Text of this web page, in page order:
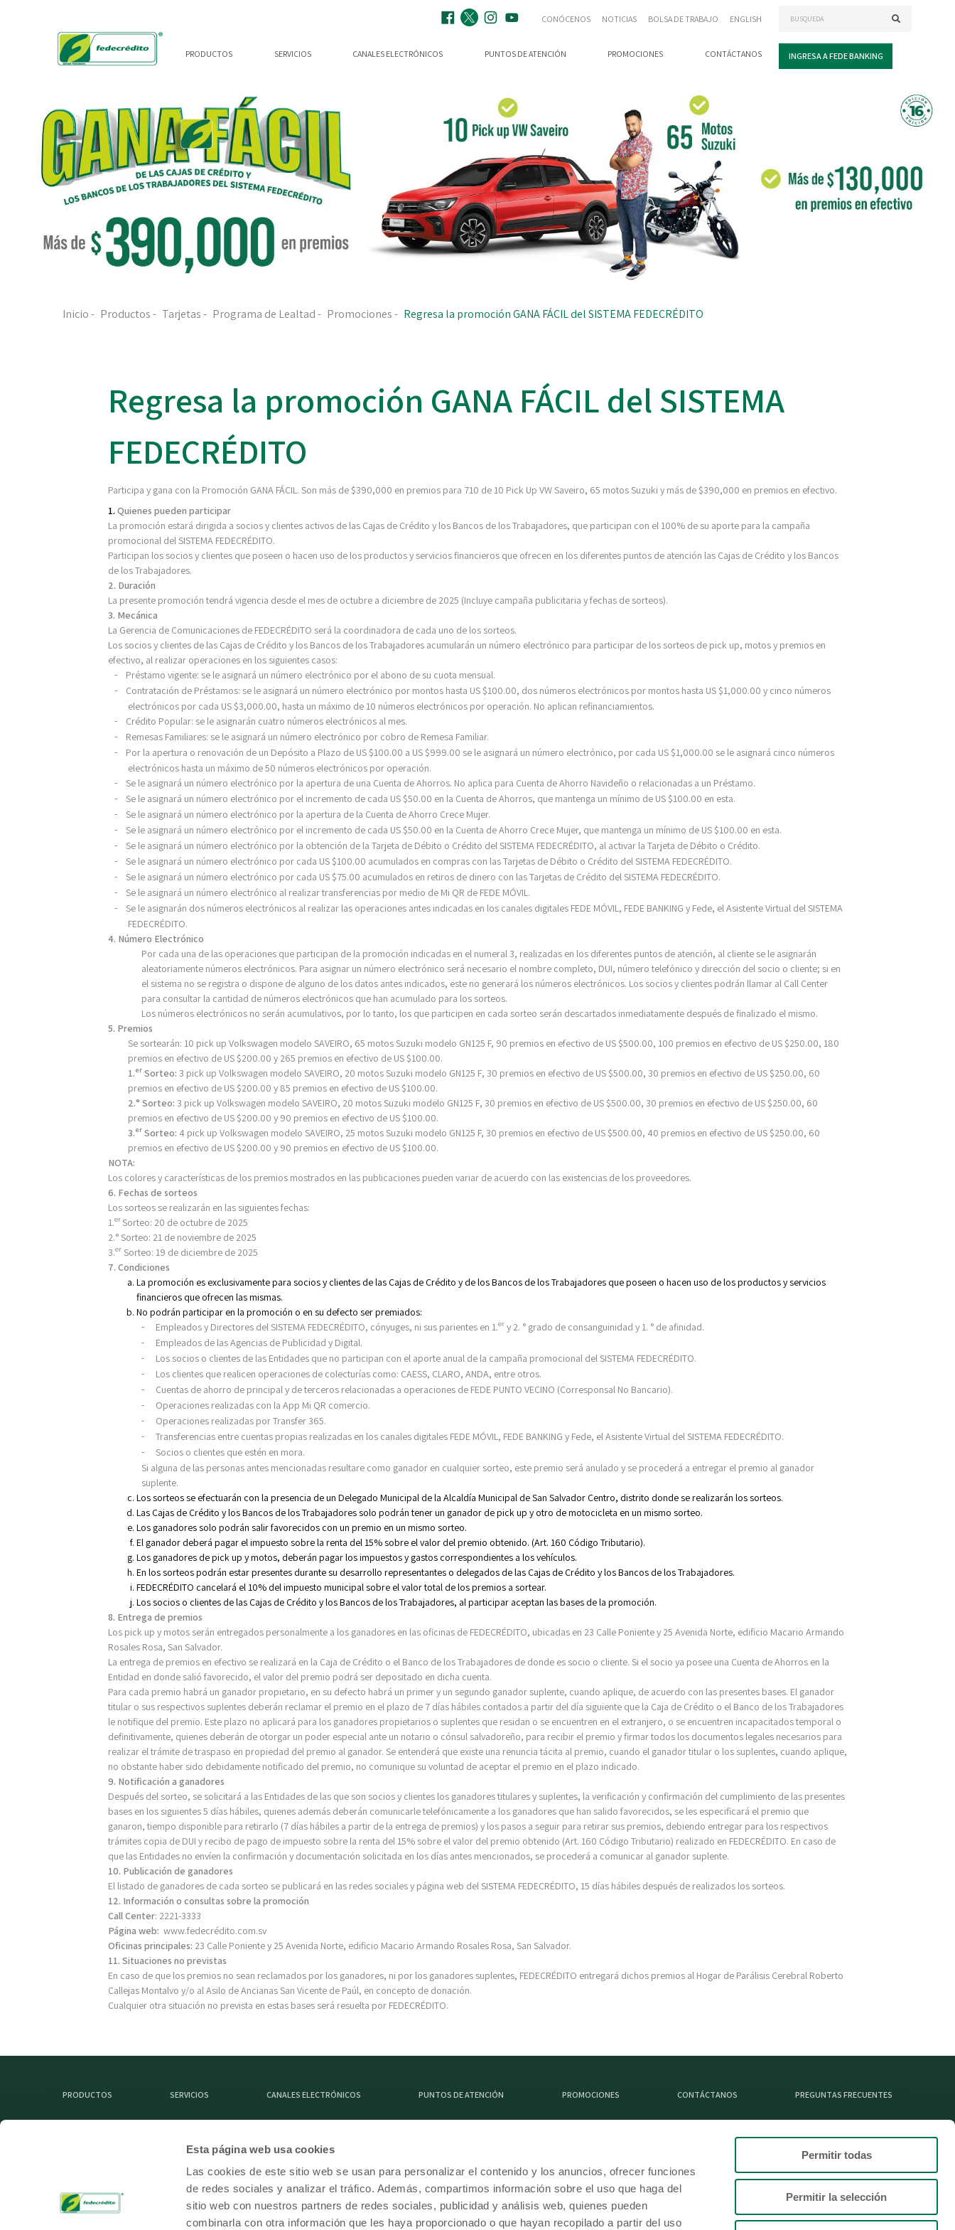
Esta página web usa cookies
Las cookies de este sitio web se usan para personalizar el contenido y los anuncios, ofrecer funciones
de redes sociales y analizar el tráfico. Además, compartimos información sobre el uso que haga del
sitio web con nuestros partners de redes sociales, publicidad y análisis web, quienes pueden
combinarla con otra información que les haya proporcionado o que hayan recopilado a partir del uso
Permitir todas
Permitir la selección
CONÓCENOS NOTICIAS BOLSA DE TRABAJO ENGLISH
PRODUCTOS SERVICIOS CANALES ELECTRÓNICOS PUNTOS DE ATENCIÓN PROMOCIONES CONTÁCTANOS INGRESA A FEDE BANKING
Inicio- Productos- Tarjetas- Programa de Lealtad- Promociones- Regresa la promoción GANA FÁCIL del SISTEMA FEDECRÉDITO
Regresa la promoción GANA FÁCIL del SISTEMA
FEDECRÉDITO
Participa y gana con la Promoción GANA FÁCIL. Son más de $390,000 en premios para 710 de 10 Pick Up VW Saveiro, 65 motos Suzuki y más de $390,000 en premios en efectivo.
1. Quienes pueden participar
La promoción estará dirigida a socios y clientes activos de las Cajas de Crédito y los Bancos de los Trabajadores, que participan con el 100% de su aporte para la campaña
promocional del SISTEMA FEDECRÉDITO.
Participan los socios y clientes que poseen o hacen uso de los productos y servicios financieros que ofrecen en los diferentes puntos de atención las Cajas de Crédito y los Bancos
de los Trabajadores.
2. Duración
La presente promoción tendrá vigencia desde el mes de octubre a diciembre de 2025 (Incluye campaña publicitaria y fechas de sorteos).
3. Mecánica
La Gerencia de Comunicaciones de FEDECRÉDITO será la coordinadora de cada uno de los sorteos.
Los socios y clientes de las Cajas de Crédito y los Bancos de los Trabajadores acumularán un número electrónico para participar de los sorteos de pick up, motos y premios en
efectivo, al realizar operaciones en los siguientes casos:
- Préstamo vigente: se le asignará un número electrónico por el abono de su cuota mensual.
-
Contratación de Préstamos: se le asignará un número electrónico por montos hasta US $100.00, dos números electrónicos por montos hasta US $1,000.00 y cinco números
electrónicos por cada US $3,000.00, hasta un máximo de 10 números electrónicos por operación. No aplican refinanciamientos.
- Crédito Popular: se le asignarán cuatro números electrónicos al mes.
- Remesas Familiares: se le asignará un número electrónico por cobro de Remesa Familiar.
-
Por la apertura o renovación de un Depósito a Plazo de US $100.00 a US $999.00 se le asignará un número electrónico, por cada US $1,000.00 se le asignará cinco números
electrónicos hasta un máximo de 50 números electrónicos por operación.
- Se le asignará un número electrónico por la apertura de una Cuenta de Ahorros. No aplica para Cuenta de Ahorro Navideño o relacionadas a un Préstamo.
- Se le asignará un número electrónico por el incremento de cada US $50.00 en la Cuenta de Ahorros, que mantenga un mínimo de US $100.00 en esta.
- Se le asignará un número electrónico por la apertura de la Cuenta de Ahorro Crece Mujer.
- Se le asignará un número electrónico por el incremento de cada US $50.00 en la Cuenta de Ahorro Crece Mujer, que mantenga un mínimo de US $100.00 en esta.
- Se le asignará un número electrónico por la obtención de la Tarjeta de Débito o Crédito del SISTEMA FEDECRÉDITO, al activar la Tarjeta de Débito o Crédito.
- Se le asignará un número electrónico por cada US $100.00 acumulados en compras con las Tarjetas de Débito o Crédito del SISTEMA FEDECRÉDITO.
- Se le asignará un número electrónico por cada US $75.00 acumulados en retiros de dinero con las Tarjetas de Crédito del SISTEMA FEDECRÉDITO.
- Se le asignará un número electrónico al realizar transferencias por medio de Mi QR de FEDE MÓVIL.
- Se le asignarán dos números electrónicos al realizar las operaciones antes indicadas en los canales digitales FEDE MÓVIL, FEDE BANKING y Fede, el Asistente Virtual del SISTEMA
FEDECRÉDITO.
4. Número Electrónico
Por cada una de las operaciones que participan de la promoción indicadas en el numeral 3, realizadas en los diferentes puntos de atención, al cliente se le asignarán
aleatoriamente números electrónicos. Para asignar un número electrónico será necesario el nombre completo, DUI, número telefónico y dirección del socio o cliente; si en
el sistema no se registra o dispone de alguno de los datos antes indicados, este no generará los números electrónicos. Los socios y clientes podrán llamar al Call Center
para consultar la cantidad de números electrónicos que han acumulado para los sorteos.
Los números electrónicos no serán acumulativos, por lo tanto, los que participen en cada sorteo serán descartados inmediatamente después de finalizado el mismo.
5. Premios
Se sortearán: 10 pick up Volkswagen modelo SAVEIRO, 65 motos Suzuki modelo GN125 F, 90 premios en efectivo de US $500.00, 100 premios en efectivo de US $250.00, 180
premios en efectivo de US $200.00 y 265 premios en efectivo de US $100.00.
1.er Sorteo:3 pick up Volkswagen modelo SAVEIRO, 20 motos Suzuki modelo GN125 F, 30 premios en efectivo de US $500.00, 30 premios en efectivo de US $250.00, 60
premios en efectivo de US $200.00 y 85 premios en efectivo de US $100.00.
2.° Sorteo:3 pick up Volkswagen modelo SAVEIRO, 20 motos Suzuki modelo GN125 F, 30 premios en efectivo de US $500.00, 30 premios en efectivo de US $250.00, 60
premios en efectivo de US $200.00 y 90 premios en efectivo de US $100.00.
3.er Sorteo: 4 pick up Volkswagen modelo SAVEIRO, 25 motos Suzuki modelo GN125 F, 30 premios en efectivo de US $500.00, 40 premios en efectivo de US $250.00, 60
premios en efectivo de US $200.00 y 90 premios en efectivo de US $100.00.
NOTA:
Los colores y características de los premios mostrados en las publicaciones pueden variar de acuerdo con las existencias de los proveedores.
6. Fechas de sorteos
Los sorteos se realizarán en las siguientes fechas:
1.erSorteo: 20 de octubre de 2025
2.° Sorteo: 21 de noviembre de 2025
3.er Sorteo: 19 de diciembre de 2025
7. Condiciones
La promoción es exclusivamente para socios y clientes de las Cajas de Crédito y de los Bancos de los Trabajadores que poseen o hacen uso de los productos y servicios
financieros que ofrecen las mismas.
No podrán participar en la promoción o en su defecto ser premiados:
- Empleados y Directores del SISTEMA FEDECRÉDITO, cónyuges, ni sus parientes en 1.er y 2. ° grado de consanguinidad y 1. ° de afinidad.
- Empleados de las Agencias de Publicidad y Digital.
- Los socios o clientes de las Entidades que no participan con el aporte anual de la campaña promocional del SISTEMA FEDECRÉDITO.
- Los clientes que realicen operaciones de colecturías como: CAESS, CLARO, ANDA, entre otros.
- Cuentas de ahorro de principal y de terceros relacionadas a operaciones de FEDE PUNTO VECINO (Corresponsal No Bancario).
- Operaciones realizadas con la App Mi QR comercio.
- Operaciones realizadas por Transfer 365.
- Transferencias entre cuentas propias realizadas en los canales digitales FEDE MÓVIL, FEDE BANKING y Fede, el Asistente Virtual del SISTEMA FEDECRÉDITO.
- Socios o clientes que estén en mora.
Si alguna de las personas antes mencionadas resultare como ganador en cualquier sorteo, este premio será anulado y se procederá a entregar el premio al ganador
suplente.
Los sorteos se efectuarán con la presencia de un Delegado Municipal de la Alcaldía Municipal de San Salvador Centro, distrito donde se realizarán los sorteos.
Las Cajas de Crédito y los Bancos de los Trabajadores solo podrán tener un ganador de pick up y otro de motocicleta en un mismo sorteo.
Los ganadores solo podrán salir favorecidos con un premio en un mismo sorteo.
El ganador deberá pagar el impuesto sobre la renta del 15% sobre el valor del premio obtenido. (Art. 160 Código Tributario).
Los ganadores de pick up y motos, deberán pagar los impuestos y gastos correspondientes a los vehículos.
En los sorteos podrán estar presentes durante su desarrollo representantes o delegados de las Cajas de Crédito y los Bancos de los Trabajadores.
FEDECRÉDITO cancelará el 10% del impuesto municipal sobre el valor total de los premios a sortear.
Los socios o clientes de las Cajas de Crédito y los Bancos de los Trabajadores, al participar aceptan las bases de la promoción.
8. Entrega de premios
Los pick up y motos serán entregados personalmente a los ganadores en las oficinas de FEDECRÉDITO, ubicadas en 23 Calle Poniente y 25 Avenida Norte, edificio Macario Armando
Rosales Rosa, San Salvador.
La entrega de premios en efectivo se realizará en la Caja de Crédito o el Banco de los Trabajadores de donde es socio o cliente. Si el socio ya posee una Cuenta de Ahorros en la
Entidad en donde salió favorecido, el valor del premio podrá ser depositado en dicha cuenta.
Para cada premio habrá un ganador propietario, en su defecto habrá un primer y un segundo ganador suplente, cuando aplique, de acuerdo con las presentes bases. El ganador
titular o sus respectivos suplentes deberán reclamar el premio en el plazo de 7 días hábiles contados a partir del día siguiente que la Caja de Crédito o el Banco de los Trabajadores
le notifique del premio. Este plazo no aplicará para los ganadores propietarios o suplentes que residan o se encuentren en el extranjero, o se encuentren incapacitados temporal o
definitivamente, quienes deberán de otorgar un poder especial ante un notario o cónsul salvadoreño, para recibir el premio y firmar todos los documentos legales necesarios para
realizar el trámite de traspaso en propiedad del premio al ganador. Se entenderá que existe una renuncia tácita al premio, cuando el ganador titular o los suplentes, cuando aplique,
no obstante haber sido debidamente notificado del premio, no comunique su voluntad de aceptar el premio en el plazo indicado.
9. Notificación a ganadores
Después del sorteo, se solicitará a las Entidades de las que son socios y clientes los ganadores titulares y suplentes, la verificación y confirmación del cumplimiento de las presentes
bases en los siguientes 5 días hábiles, quienes además deberán comunicarle telefónicamente a los ganadores que han salido favorecidos, se les especificará el premio que
ganaron, tiempo disponible para retirarlo (7 días hábiles a partir de la entrega de premios) y los pasos a seguir para retirar sus premios, debiendo entregar para los respectivos
trámites copia de DUI y recibo de pago de impuesto sobre la renta del 15% sobre el valor del premio obtenido (Art. 160 Código Tributario) realizado en FEDECRÉDITO. En caso de
que las Entidades no envíen la confirmación y documentación solicitada en los días antes mencionados, se procederá a comunicar al ganador suplente.
10. Publicación de ganadores
El listado de ganadores de cada sorteo se publicará en las redes sociales y página web del SISTEMA FEDECRÉDITO, 15 días hábiles después de realizados los sorteos.
12. Información o consultas sobre la promoción
Call Center: 2221-3333
Página web: www.fedecrédito.com.sv
Oficinas principales: 23 Calle Poniente y 25 Avenida Norte, edificio Macario Armando Rosales Rosa, San Salvador.
11. Situaciones no previstas
En caso de que los premios no sean reclamados por los ganadores, ni por los ganadores suplentes, FEDECRÉDITO entregará dichos premios al Hogar de Parálisis Cerebral Roberto
Callejas Montalvo y/o al Asilo de Ancianas San Vicente de Paúl, en concepto de donación.
Cualquier otra situación no prevista en estas bases será resuelta por FEDECRÉDITO.
PRODUCTOS SERVICIOS CANALES ELECTRÓNICOS PUNTOS DE ATENCIÓN PROMOCIONES CONTÁCTANOS PREGUNTAS FRECUENTES